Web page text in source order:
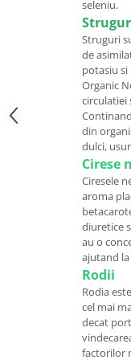
seleniu.
Struguri
de
potasiu
Organic
circulatiei
din
dulci,
Cirese
Ciresele
aroma
diuretice
au o
ajutand
Rodii
Rodia
cel mai
decat
factorilor